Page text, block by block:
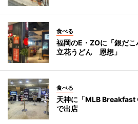
食べる
福岡のE・ZOに「銀だ
立花うどん 恩想」
食べる
天神に「MLB
で出店